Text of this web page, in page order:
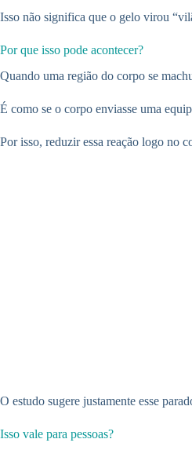
Isso não significa que o gelo virou
Por que isso pode acontecer?
Quando uma região do corpo se
É como se o corpo enviasse uma
Por isso, reduzir essa reação logo no
O estudo sugere justamente esse
Isso vale para pessoas?